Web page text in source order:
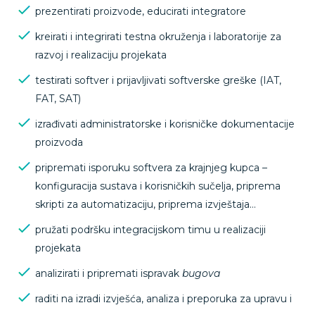
prezentirati proizvode, educirati integratore
kreirati i integrirati testna okruženja i laboratorije za
razvoj i realizaciju projekata
testirati softver i prijavljivati softverske greške (IAT,
FAT, SAT)
izrađivati administratorske i korisničke dokumentacije
proizvoda
pripremati isporuku softvera za krajnjeg kupca –
konfiguracija sustava i korisničkih sučelja, priprema
skripti za automatizaciju, priprema izvještaja…
pružati podršku integracijskom timu u realizaciji
projekata
analizirati i pripremati ispravak bugova
raditi na izradi izvješća, analiza i preporuka za upravu i